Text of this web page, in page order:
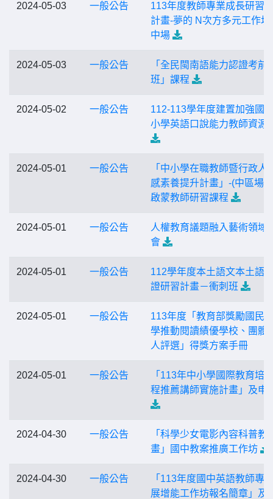
2024-05-03 一般公告
113年度教師專業成長研習
計畫-夢的 N次方多元工作坊
中場
2024-05-03 一般公告
「全民閩南語能力認證考前
班」課程
2024-05-02 一般公告
112-113學年度建置加強國
小學英語口說能力教師資源
2024-05-01 一般公告
「中小學在職教師暨行政人
感素養提升計畫」-(中區場)
啟蒙教師研習課程
2024-05-01 一般公告
人權教育議題融入藝術領域
會
2024-05-01 一般公告
112學年度本土語文本土語
證研習計畫－衝刺班
2024-05-01 一般公告
113年度「教育部獎勵國民
學推動閱讀績優學校、團體
人評選」得獎方案手冊
2024-05-01 一般公告
「113年中小學國際教育培
程推薦講師實施計畫」及申
2024-04-30 一般公告
「科學少女電影內容科普教
畫」國中教案推廣工作坊
2024-04-30 一般公告
「113年度國中英語教師專
展增能工作坊報名簡章」及